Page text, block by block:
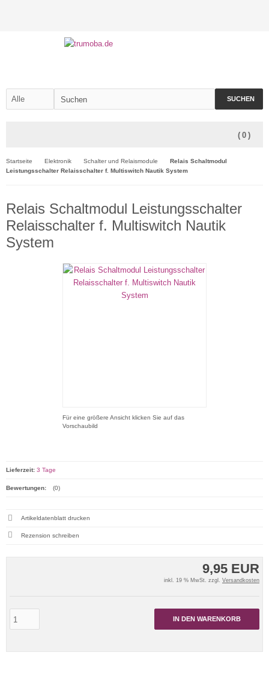
SUCHEN
( 0 )
Startseite Elektronik Schalter und Relaismodule
Relais Schaltmodul
Leistungsschalter Relaisschalter f. Multiswitch Nautik System
Relais Schaltmodul Leistungsschalter
Relaisschalter f. Multiswitch Nautik
System
Für eine größere Ansicht klicken Sie auf das
Vorschaubild
9,95 EUR
inkl. 19 % MwSt. zzgl. Versandkosten
IN DEN WARENKORB
Lieferzeit: 3 Tage
Bewertungen: (0)
Artikeldatenblatt drucken
Rezension schreiben